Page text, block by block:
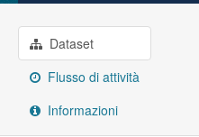
Dataset
Flusso di attività
Informazioni